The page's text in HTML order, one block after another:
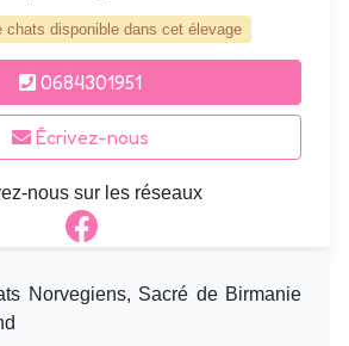
chats disponible dans cet élevage
0684301951
Écrivez-nous
nous sur les réseaux
Norvegiens, Sacré de Birmanie